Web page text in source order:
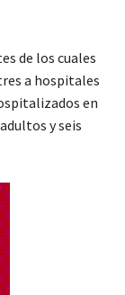
de los cuales
a hospitales
en
y seis